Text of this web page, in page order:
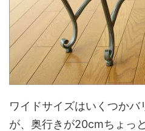
ワイドサイズはいくつか
が、奥行きが20cmちょっ